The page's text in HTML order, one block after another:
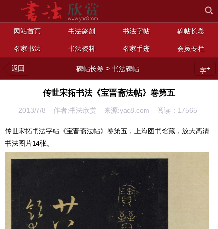
网站首页 书法篆刻 书法字帖 碑帖长卷
名家书法 书法资料 名家手迹 会员专栏
返回 碑帖长卷 >书法碑帖 字+
传世宋拓书法《宝晋斋法帖》卷第五
2013/7/8 作者:书法欣赏 来源:yac8.com 阅读： 17565
传世宋拓书法字帖《宝晋斋法帖》卷第五，上海图书馆藏，放大高清
书法图片14张。